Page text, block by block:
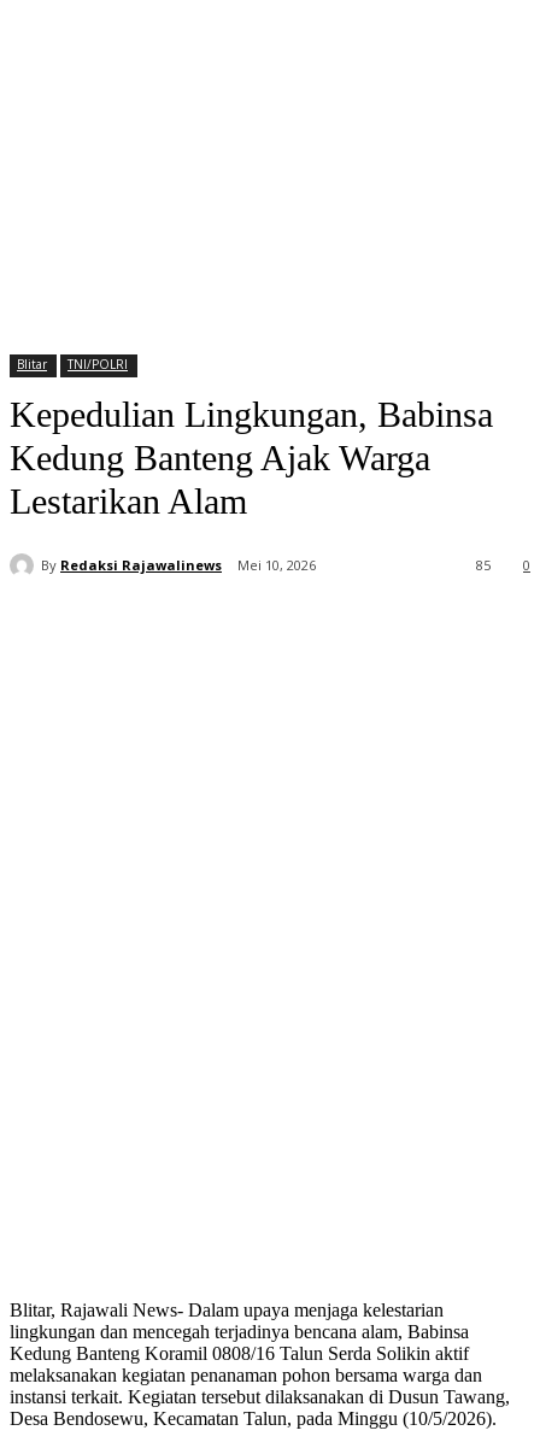
Blitar TNI/POLRI
Kepedulian Lingkungan, Babinsa
Kedung Banteng Ajak Warga
Lestarikan Alam
By Redaksi Rajawalinews Mei 10, 2026 0
85
Blitar, Rajawali News- Dalam upaya menjaga kelestarian
lingkungan dan mencegah terjadinya bencana alam, Babinsa
Kedung Banteng Koramil 0808/16 Talun Serda Solikin aktif
melaksanakan kegiatan penanaman pohon bersama warga dan
instansi terkait. Kegiatan tersebut dilaksanakan di Dusun Tawang,
Desa Bendosewu, Kecamatan Talun, pada Minggu (10/5/2026).